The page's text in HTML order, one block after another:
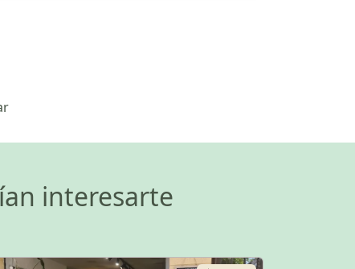
interesarte